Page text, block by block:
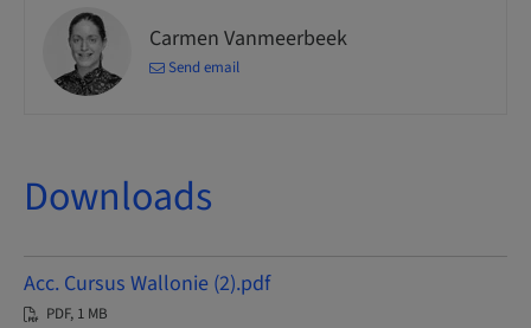
Carmen Vanmeerbeek
Send email
Downloads
Acc. Cursus Wallonie (2).pdf
PDF, 1 MB